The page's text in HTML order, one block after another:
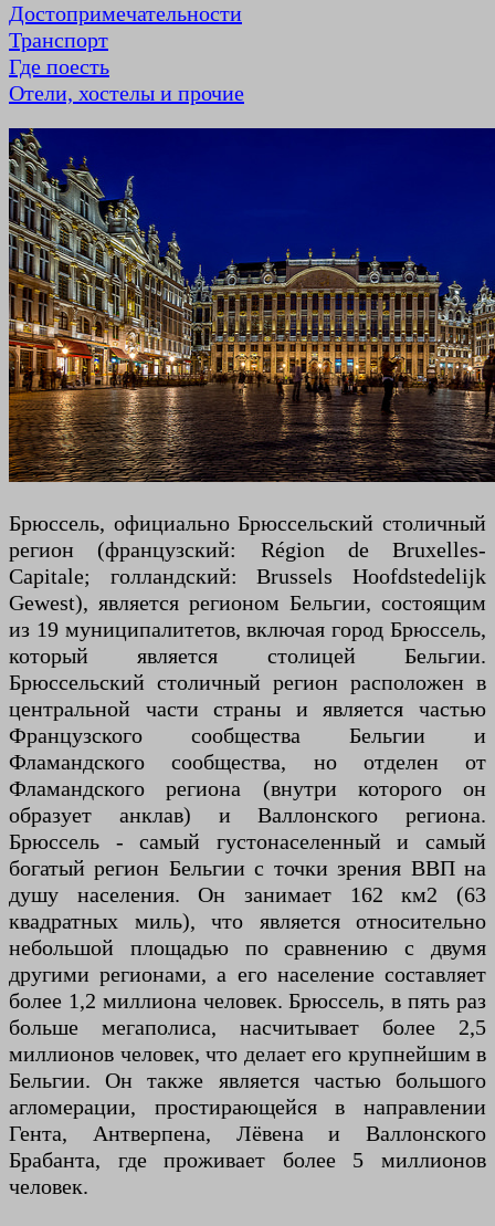
Достопримечательности
Транспорт
Где поесть
Отели, хостелы и прочие
Брюссель, официально Брюссельский столичный
регион (французский: Région de Bruxelles-
Capitale; голландский: Brussels Hoofdstedelijk
Gewest), является регионом Бельгии, состоящим
из 19 муниципалитетов, включая город Брюссель,
который является столицей Бельгии.
Брюссельский столичный регион расположен в
центральной части страны и является частью
Французского сообщества Бельгии и
Фламандского сообщества, но отделен от
Фламандского региона (внутри которого он
образует анклав) и Валлонского региона.
Брюссель - самый густонаселенный и самый
богатый регион Бельгии с точки зрения ВВП на
душу населения. Он занимает 162 км2 (63
квадратных миль), что является относительно
небольшой площадью по сравнению с двумя
другими регионами, а его население составляет
более 1,2 миллиона человек. Брюссель, в пять раз
больше мегаполиса, насчитывает более 2,5
миллионов человек, что делает его крупнейшим в
Бельгии. Он также является частью большого
агломерации, простирающейся в направлении
Гента, Антверпена, Лёвена и Валлонского
Брабанта, где проживает более 5 миллионов
человек.